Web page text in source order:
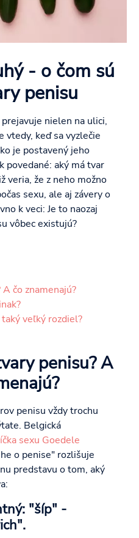
- o čom sú
penisu
nielen na ulici,
vtedy, keď sa vyzlečie
je postavený jeho
povedané: aký má tvar
veria, že z neho možno
sexu, ale aj závery o
k veci: Je to naozaj
vôbec existujú?
čo znamenajú?
veľký rozdiel?
penisu? A
penisu vždy trochu
Belgická
sexu Goedele
o penise" rozlišuje
predstavu o tom, aký
"šíp" -